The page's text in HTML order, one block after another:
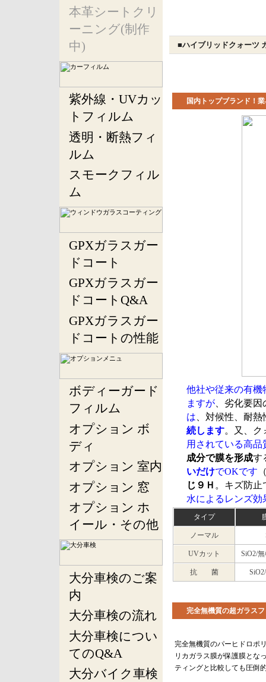
本革シートクリ
ーニング(制作
中)
紫外線・UVカッ
トフィルム
透明・断熱フィ
ルム
スモークフィル
ム
GPXガラスガー
ドコート
GPXガラスガー
ドコートQ&A
GPXガラスガー
ドコートの性能
ボディーガード
フィルム
オプション ボ
ディ
オプション 室内
オプション 窓
オプション ホ
イール・その他
大分車検のご案
内
大分車検の流れ
大分車検につい
てのQ&A
大分バイク車検
■ハイブリッドクォーツ
国内トップブランド！
他社や従来の有機
ますが 、劣化要
は 、対候性、耐
続します。又、ク
用されている高
成分で膜を形成す
いだけでOKです
じ９Ｈ 。キズ防止
水によるレンズ
タイプ
ノーマル
UVカット SiO2/
抗 菌
完全無機質の超ガラス
完全無機質のパーヒドロポ
リカガラス膜が保護膜とな
ティングと比較しても圧倒